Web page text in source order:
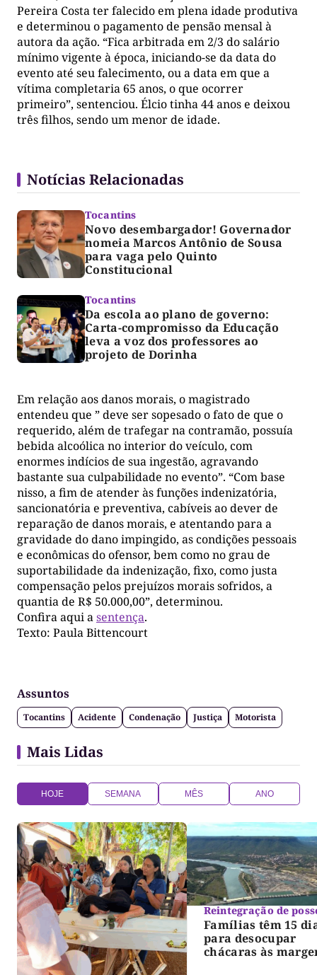
Pereira Costa ter falecido em plena idade produtiva
e determinou o pagamento de pensão mensal à
autora da ação. “Fica arbitrada em 2/3 do salário
mínimo vigente à época, iniciando-se da data do
evento até seu falecimento, ou a data em que a
vítima completaria 65 anos, o que ocorrer
primeiro”, sentenciou. Élcio tinha 44 anos e deixou
três filhos, sendo um menor de idade.
Notícias Relacionadas
Tocantins
Novo desembargador! Governador
nomeia Marcos Antônio de Sousa
para vaga pelo Quinto
Constitucional
Tocantins
Da escola ao plano de governo:
Carta-compromisso da Educação
leva a voz dos professores ao
projeto de Dorinha
Em relação aos danos morais, o magistrado
entendeu que ” deve ser sopesado o fato de que o
requerido, além de trafegar na contramão, possuía
bebida alcoólica no interior do veículo, com
enormes indícios de sua ingestão, agravando
bastante sua culpabilidade no evento”. “Com base
nisso, a fim de atender às funções indenizatória,
sancionatória e preventiva, cabíveis ao dever de
reparação de danos morais, e atentando para a
gravidade do dano impingido, as condições pessoais
e econômicas do ofensor, bem como no grau de
suportabilidade da indenização, fixo, como justa
compensação pelos prejuízos morais sofridos, a
quantia de R$ 50.000,00”, determinou.
Confira aqui asentença.
Texto: Paula Bittencourt
Assuntos
Tocantins Acidente Condenação Justiça Motorista
Mais Lidas
HOJE SEMANA MÊS ANO
Reintegração de
Famílias têm 15
para desocupar
chácaras às